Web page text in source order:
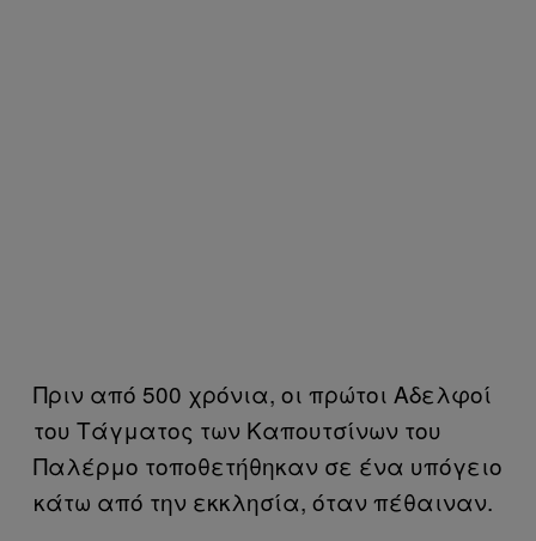
Πριν από 500 χρόνια, οι πρώτοι Αδελφοί
του Τάγματος των Καπουτσίνων του
Παλέρμο τοποθετήθηκαν σε ένα υπόγειο
κάτω από την εκκλησία, όταν πέθαιναν.